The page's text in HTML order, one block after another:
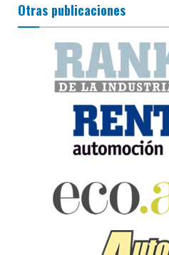
Otras publicaciones